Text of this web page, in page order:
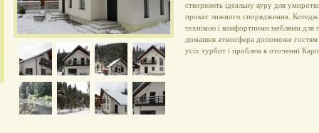
створюють ідеальну ауру для
прокат лижного спорядження.
технікою і комфортними меблями для
домашня атмосфера допоможе гостям
усіх турбот і проблем в оточенні